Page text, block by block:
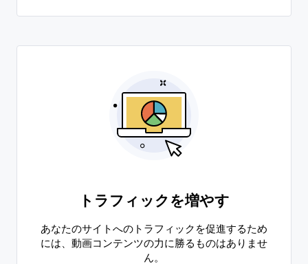
トラフィックを増やす
あなたのサイトへのトラフィックを促進するため
には、動画コンテンツの力に勝るものはありませ
ん。